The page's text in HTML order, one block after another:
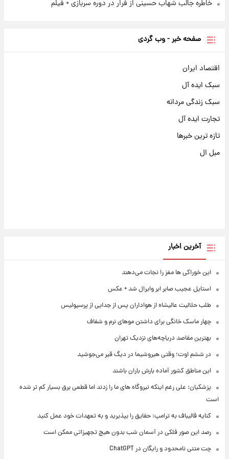
خاطره جالب شهاب حسینی از فرار در دوره سربازی + فیلم
صفحه خبر - وب گردی
اقتصاد ایران
سبک ایده آل
سبک زندگی مردانه
تجارت ایده آل
تازه ترین خبرها
مبل ال
آخرین اخبار
این خوراکی ها مغز را نجات می‌دهند
استایل عجیب صابر ابر وایرال شد + عکس
طلب حلالیت عالیشاه از هواداران پس از جدایی از پرسپولیس
چهار ماسک خانگی برای داشتن موهای نرم و شفاف
بهترین مقاصد دریاچه‌های نزدیک تهران
در ششم اوت؛ وقتی هیروشیما در دیگ قیر می‌جوشید
این مناطق کشور آماده بارش باران باشند
پزشکیان: علی رغم اینکه نیروگاه های ما را زدند اما قطعی برق بسیار کم تر شده
است
کنایه قالیباف به ترامپ: حقایق را بپذیرید و به تعهدات خود عمل کنید
رصد این صور فلکی در آسمان شب بدون هیچ تجهیزاتی ممکن است
چت متنی نامحدود و رایگان در ChatGPT